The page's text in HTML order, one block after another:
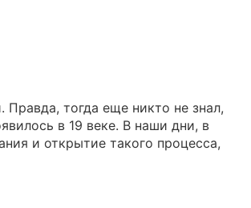
тогда еще никто не знал,
в 19 веке. В наши дни, в
и открытие такого процесса,